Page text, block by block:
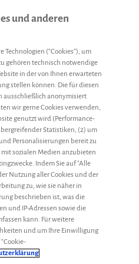
28. Februar 2024
ist jede Blutung
und anderen
(“Cookies”), um
gehören technisch notwendige
in der von Ihnen erwarteten
stellen können. Die für diesen
ausschließlich anonymisiert
wir gerne Cookies verwenden,
genutzt wird (Performance-
Statistiken, (2) um
Personalisierungen bereit zu
sozialen Medien anzubieten
Indem Sie auf "Alle
Nutzung aller Cookies und der
zu, wie sie näher in
beschrieben ist, was die
und IP-Adressen sowie die
kann. Für weitere
und um Ihre Einwilligung